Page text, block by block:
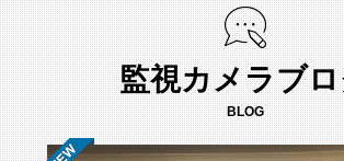
監視カメラブ
BLOG